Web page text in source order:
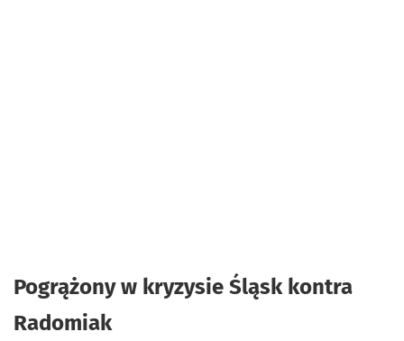
Pogrążony w kryzysie Śląsk kontra
Radomiak